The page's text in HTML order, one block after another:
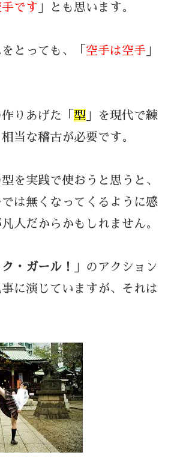
です 」とも思います。
とっても、「 空手は空手 」
りあげた「 型 」を現代で練
当な稽古が必要です。
を実践で使おうと思うと、
は無くなってくるように感
人だからかもしれません。
・ガール！
」のアクション
に演じていますが、それは